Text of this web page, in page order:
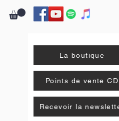
Recevoir la
La boutique
Points de vente CD